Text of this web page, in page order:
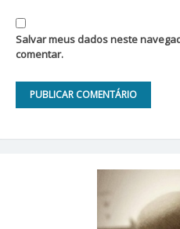
Salvar meus dados neste
comentar.